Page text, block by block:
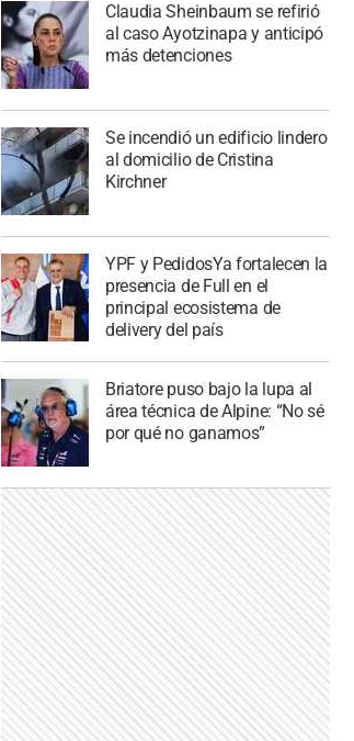
Claudia Sheinbaum se refirió
al caso Ayotzinapa y anticipó
más detenciones
Se incendió un edificio lindero
al domicilio de Cristina
Kirchner
YPF y PedidosYa fortalecen la
presencia de Full en el
principal ecosistema de
delivery del país
Briatore puso bajo la lupa al
área técnica de Alpine: “No sé
por qué no ganamos”